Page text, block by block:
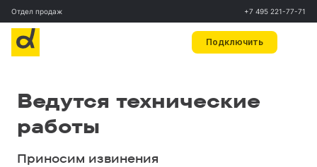
Отдел продаж +7 495 221-77-71
Подключить
Ведутся технические
работы
Приносим извинения